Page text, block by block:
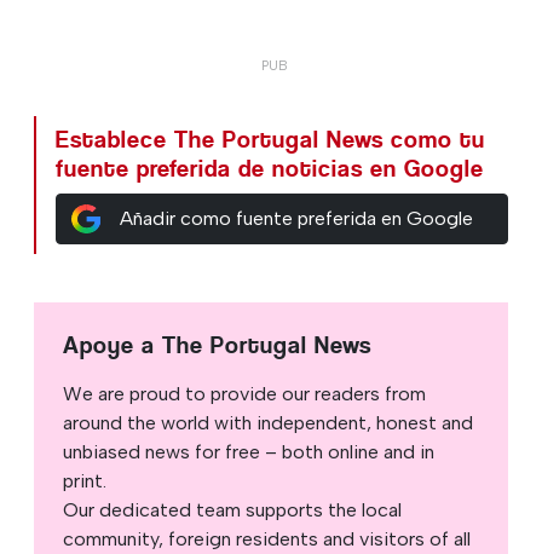
Establece The Portugal News como tu
fuente preferida de noticias en Google
Añadir como fuente preferida en Google
Apoye a The Portugal News
We are proud to provide our readers from
around the world with independent, honest and
unbiased news for free – both online and in
print.
Our dedicated team supports the local
community, foreign residents and visitors of all